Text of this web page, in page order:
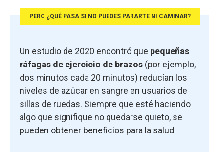
PERO ¿QUÉ PASA SI NO PUEDES PARARTE NI CAMINAR?
Un estudio de 2020 encontró que pequeñas
ráfagas de ejercicio de brazos (por ejemplo,
dos minutos cada 20 minutos) reducían los
niveles de azúcar en sangre en usuarios de
sillas de ruedas. Siempre que esté haciendo
algo que signifique no quedarse quieto, se
pueden obtener beneficios para la salud.